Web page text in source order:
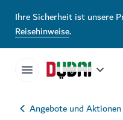
Ihre Sicherheit ist unsere
Reisehinweise.
Angebote und Aktionen